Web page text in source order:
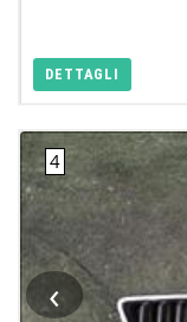
DETTAGLI
‹